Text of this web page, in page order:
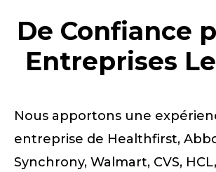
De Confiance
Entreprises
Nous apportons une
entreprise de Healthfirst,
Synchrony, Walmart, CVS,